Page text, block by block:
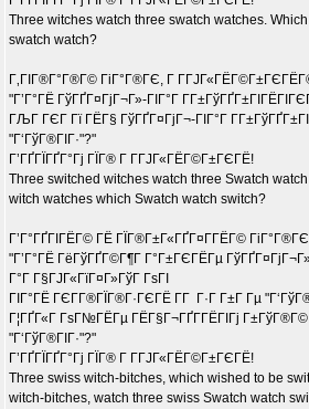
Three witches watch three swatch watches.
swatch watch?
Г‚ГІГ®Г°Г®Г© ГіГ°Г®ГЄ, Г
"Г’Г°ГЁ ГўГҐГ¤ГјГ¬Г»-ГІГ°Г
ГЉГ ГЄГ Гї ГЁГ§ ГўГҐГ¤ГјГ¬-ГІГ°Г
"Г‘ГўГ®ГІГ·"?"
Г’ГҐГЇГҐГ°Гј ГЇГ® Г Г­ГЈГ«ГЁГ©Г±ГЄГЁ!
Three switched witches watch three Swatch
witch watches which Swatch watch switch?
Г’Г°ГҐГІГЁГ© ГЁ ГЇГ®Г±Г«ГҐГ¤Г­ГЁГ©
"Г’Г°ГЁ ГёГўГҐГ©Г¶Г Г°Г±ГЄГЁГµ
Г°Г Г§ГЈГ«ГїГ¤Г»ГўГ ГѕГІ
ГІГ°ГЁ ГЄГ­Г®ГЇГ®Г·ГЄГЁ Г­Г Г·Г Г±Г Гµ
Г¦ГҐГ«Г ГѕГ№ГЁГµ ГЁГ§Г¬ГҐГ­ГЁГІГј
"Г‘ГўГ®ГІГ·"?"
Г’ГҐГЇГҐГ°Гј ГЇГ® Г Г­ГЈГ«ГЁГ©Г±ГЄГЁ!
Three swiss witch-bitches, which wished to be
witch-bitches, watch three swiss Swatch watch